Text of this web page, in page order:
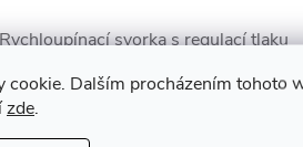
cookie. Dalším procházením tohoto
zde.
svorka s regulací tlaku
Prověřeno tisícovkami zákazníků v USA
z odolného plastu
tlaku páčkou